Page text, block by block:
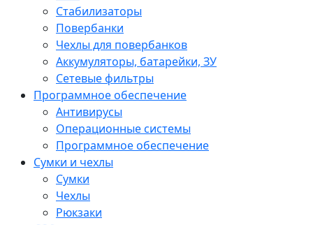
Стабилизаторы
Повербанки
Чехлы для повербанков
Аккумуляторы, батарейки, ЗУ
Сетевые фильтры
Программное обеспечение
Антивирусы
Операционные системы
Программное обеспечение
Сумки и чехлы
Сумки
Чехлы
Рюкзаки